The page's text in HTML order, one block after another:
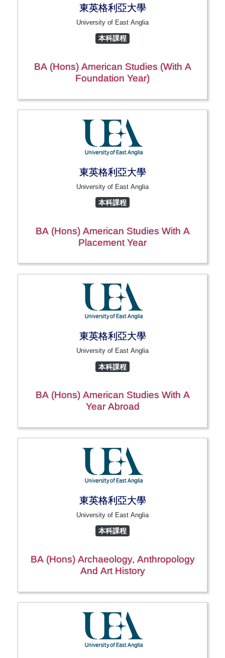
東英格利亞大學
University of East Anglia
本科課程
BA (Hons) American Studies (with A
Foundation Year)
東英格利亞大學
University of East Anglia
本科課程
BA (Hons) American Studies With A
Placement Year
東英格利亞大學
University of East Anglia
本科課程
BA (Hons) American Studies With A
Year Abroad
東英格利亞大學
University of East Anglia
本科課程
BA (Hons) Archaeology, Anthropology
And Art History